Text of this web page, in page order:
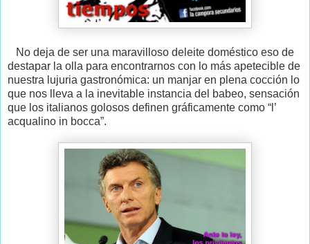
No deja de ser una maravilloso deleite doméstico eso de
destapar la olla para encontrarnos con lo más apetecible de
nuestra lujuria gastronómica: un manjar en plena cocción lo
que nos lleva a la inevitable instancia del babeo, sensación
que los italianos golosos definen gráficamente como “l’
acqualino in bocca”.